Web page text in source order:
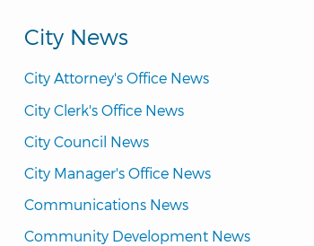
City News
City Attorney's Office News
City Clerk's Office News
City Council News
City Manager's Office News
Communications News
Community Development News